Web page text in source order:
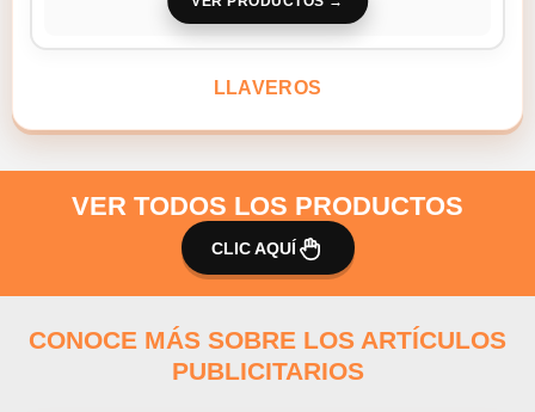
LLAVEROS
VER TODOS LOS PRODUCTOS
CLIC AQUÍ
CONOCE MÁS SOBRE LOS ARTÍCULOS
PUBLICITARIOS